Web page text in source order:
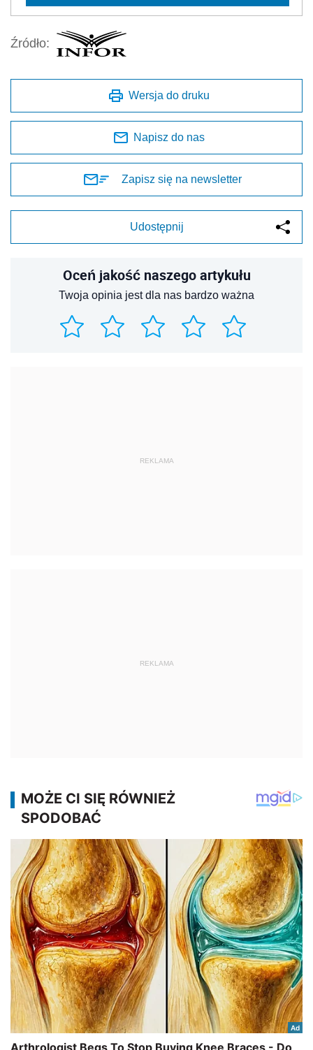
Źródło:
Wersja do druku
Napisz do nas
Zapisz się na newsletter
Udostępnij
Oceń jakość naszego artykułu
Twoja opinia jest dla nas bardzo ważna
REKLAMA
REKLAMA